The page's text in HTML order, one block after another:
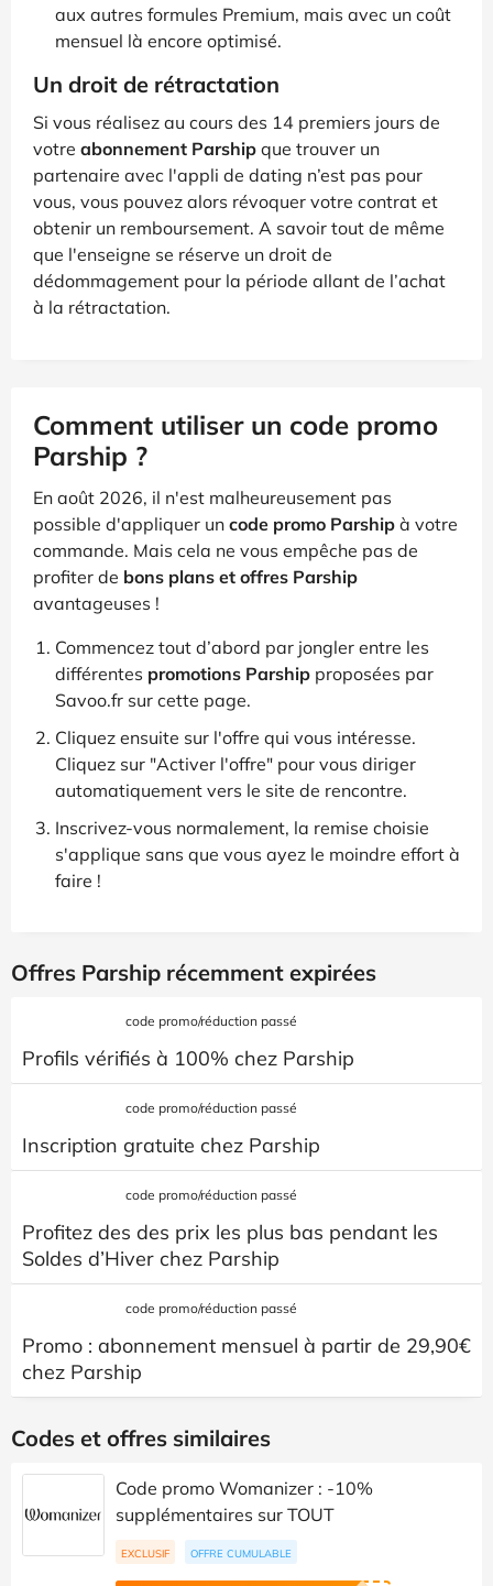
aux autres formules Premium, mais avec un coût
mensuel là encore optimisé.
Un droit de rétractation
Si vous réalisez au cours des 14 premiers jours de
votre abonnement Parship que trouver un
partenaire avec l'appli de dating n’est pas pour
vous, vous pouvez alors révoquer votre contrat et
obtenir un remboursement. A savoir tout de même
que l'enseigne se réserve un droit de
dédommagement pour la période allant de l’achat
à la rétractation.
Comment utiliser un code promo
Parship ?
En août 2026, il n'est malheureusement pas
possible d'appliquer un code promo Parship à votre
commande. Mais cela ne vous empêche pas de
profiter de bons plans et offres Parship
avantageuses !
Commencez tout d’abord par jongler entre les
différentes promotions Parship proposées par
Savoo.fr sur cette page.
Cliquez ensuite sur l'offre qui vous intéresse.
Cliquez sur "Activer l'offre" pour vous diriger
automatiquement vers le site de rencontre.
Inscrivez-vous normalement, la remise choisie
s'applique sans que vous ayez le moindre effort à
faire !
Offres Parship récemment expirées
code promo/réduction passé
Profils vérifiés à 100% chez Parship
code promo/réduction passé
Inscription gratuite chez Parship
code promo/réduction passé
Profitez des des prix les plus bas pendant les
Soldes d’Hiver chez Parship
code promo/réduction passé
Promo : abonnement mensuel à partir de 29,90€
chez Parship
Codes et offres similaires
Code promo Womanizer : -10%
supplémentaires sur TOUT
EXCLUSIF OFFRE CUMULABLE